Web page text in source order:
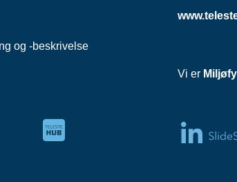
og -beskrivelse
Vi er